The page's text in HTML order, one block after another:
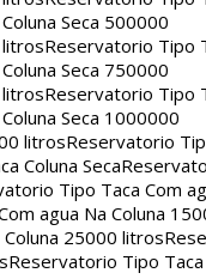
Seca 500000
Reservatorio Tipo
Seca 750000
Reservatorio Tipo
Seca 1000000
litrosReservatorio
Coluna Seca
Tipo Taca Com
agua Na Coluna
25000 litros
Reservatorio Tipo Taca